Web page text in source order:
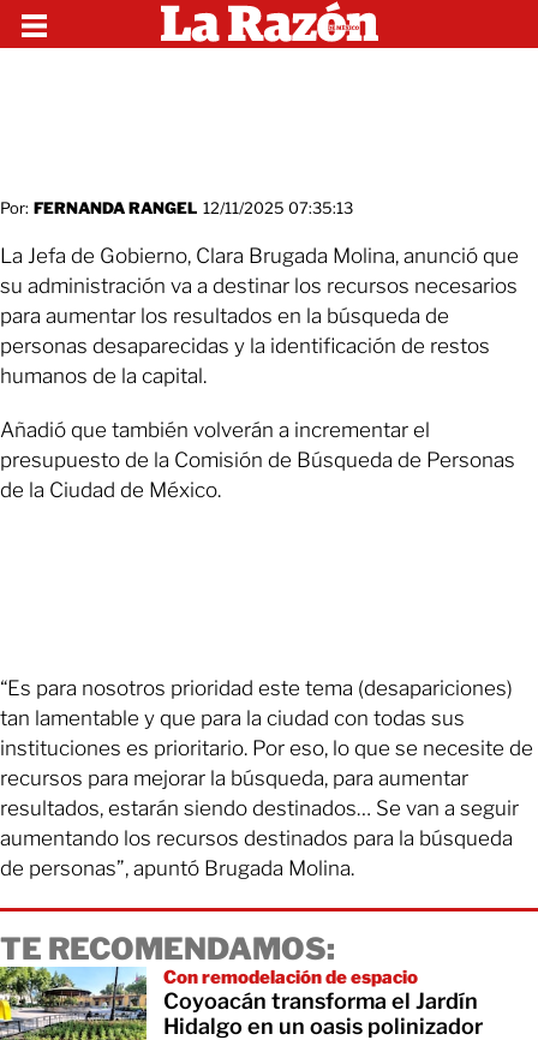
Por: FERNANDA RANGEL 12/11/2025 07:35:13
La Jefa de Gobierno, Clara Brugada Molina, anunció que
su administración va a destinar los recursos necesarios
para aumentar los resultados en la búsqueda de
personas desaparecidas y la identificación de restos
humanos de la capital.
Añadió que también volverán a incrementar el
presupuesto de la Comisión de Búsqueda de Personas
de la Ciudad de México.
“Es para nosotros prioridad este tema (desapariciones)
tan lamentable y que para la ciudad con todas sus
instituciones es prioritario. Por eso, lo que se necesite de
recursos para mejorar la búsqueda, para aumentar
resultados, estarán siendo destinados… Se van a seguir
aumentando los recursos destinados para la búsqueda
de personas”, apuntó Brugada Molina.
TE RECOMENDAMOS:
Con remodelación de espacio
Coyoacán transforma el Jardín
Hidalgo en un oasis polinizador